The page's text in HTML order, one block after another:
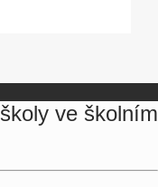
ve školním